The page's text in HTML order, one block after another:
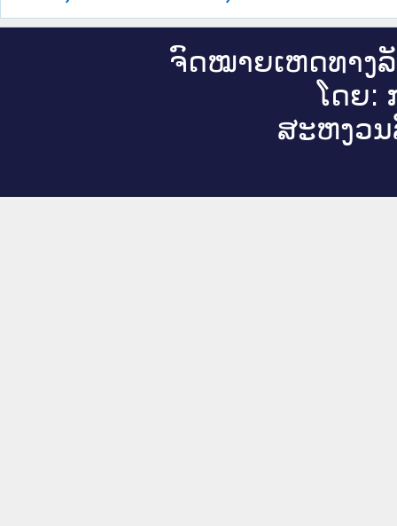
ຈົດ​ໝາຍ​ເຫດ​ທາງ​
ໂດຍ:
ສະ​ຫງວນ​